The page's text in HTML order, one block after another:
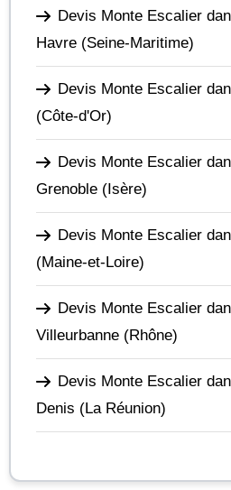
Devis Monte Escalier
Havre (Seine-Maritime)
Devis Monte Escalier
(Côte-d'Or)
Devis Monte Escalier
Grenoble (Isère)
Devis Monte Escalier
(Maine-et-Loire)
Devis Monte Escalier
Villeurbanne (Rhône)
Devis Monte Escalier
Denis (La Réunion)